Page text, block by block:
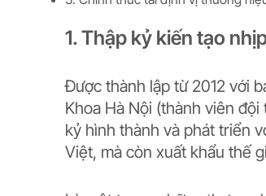
1. Thập kỷ kiến tạo
Được thành lập từ 2012 với
Khoa Hà Nội (thành viên
kỷ hình thành và phát triển
Việt, mà còn xuất khẩu thế